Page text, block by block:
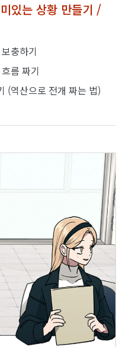
있는 상황 만들기 /
충하기
름 짜기
(역산으로 전개 짜는 법)